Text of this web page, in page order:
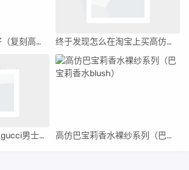
潮牌复刻哪家做得好（复刻高品质潮牌） 终于发现怎么在淘宝上买高仿名牌衣服, 推荐5个购买渠道(2023/3/26)
gucci 手拿包 男用 _gucci男士手拿包真假对比 高仿巴宝莉香水裸纱系列（巴宝莉香水blush）